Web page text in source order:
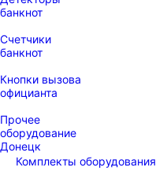
банкнот
Счетчики
банкнот
Кнопки вызова
официанта
Прочее
оборудование
Донецк
Комплекты оборудования